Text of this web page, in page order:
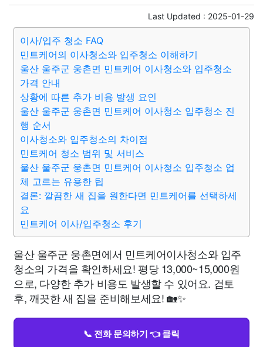
Last Updated : 2025-01-29
이사/입주 청소 FAQ
민트케어의 이사청소와 입주청소 이해하기
울산 울주군 웅촌면 민트케어 이사청소와 입주청소
가격 안내
상황에 따른 추가 비용 발생 요인
울산 울주군 웅촌면 민트케어 이사청소 입주청소 진
행 순서
이사청소와 입주청소의 차이점
민트케어 청소 범위 및 서비스
울산 울주군 웅촌면 민트케어 이사청소 입주청소 업
체 고르는 유용한 팁
결론: 깔끔한 새 집을 원한다면 민트케어를 선택하세
요
민트케어 이사/입주청소 후기
울산 울주군 웅촌면에서 민트케어이사청소와 입주
청소의 가격을 확인하세요! 평당 13,000~15,000원
으로, 다양한 추가 비용도 발생할 수 있어요. 검토
후, 깨끗한 새 집을 준비해보세요! 🏡✨
📞 전화 문의하기 👈 클릭